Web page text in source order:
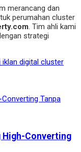
merancang dan
perumahan cluster
. Tim ahli kami
strategi
iklan digital cluster
High-Converting